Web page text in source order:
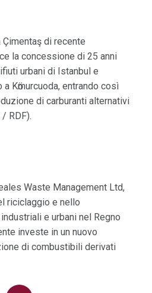
di recente
la concessione di 25 anni
urbani di Istanbul e
Kӧmurcuoda, entrando così
di carburanti alternativi
RDF).
Waste Management Ltd,
riciclaggio e nello
e urbani nel Regno
investe in un nuovo
di combustibili derivati